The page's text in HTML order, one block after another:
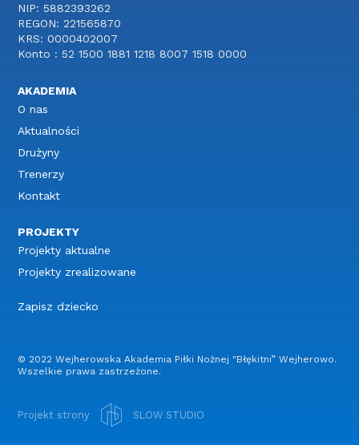
NIP: 5882393262
REGON: 221565870
KRS: 0000402007
Konto : 52 1500 1881 1218 8007 1518 0000
AKADEMIA
O nas
Aktualności
Drużyny
Trenerzy
Kontakt
PROJEKTY
Projekty aktualne
Projekty zrealizowane
Zapisz dziecko
© 2022 Wejherowska Akademia Piłki Nożnej "Błękitni” Wejherowo.
Wszelkie prawa zastrzeżone.
Projekt strony SLOW STUDIO